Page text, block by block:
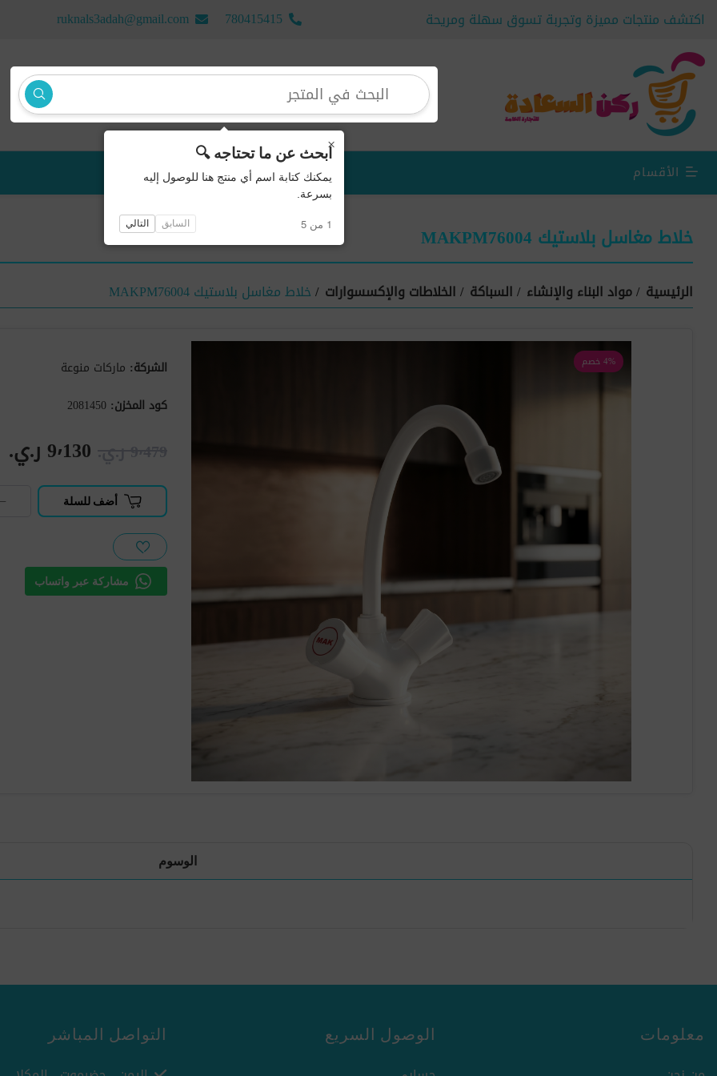
اكتشف منتجات مميزة وتجربة تسوق سهلة ومريحة 780415415
ruknals3adah@gmail.com
الأقسام منتجات جديدة
خلاط مغاسل بلاستيك MAKPM76004
الرئيسية /مواد البناء والإنشاء /السباكة /الخلاطات والإكسسوارات /خلاط مغاسل بلاستيك MAKPM76004
4% خصم الشركة: ماركات منوعة
كود المخزن: 2081450
9٬130 ر.ي.‏
أضف للسلة
مشاركة عبر واتساب
الوسوم
معلومات الوصول السريع التواصل المباشر
×ابحث عن ما تحتاجه 🔍
يمكنك كتابة اسم أي منتج هنا للوصول إليه
بسرعة.
1 من 5 السابق التالي